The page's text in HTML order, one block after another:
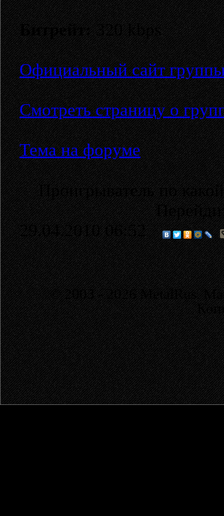
Битрейт:320 kbps
Официальный сайт
Смотреть страницу о
Тема на форуме
Проигрыватель по
29.04.2010 06:52
© 2003 - 2026 MetalRus.